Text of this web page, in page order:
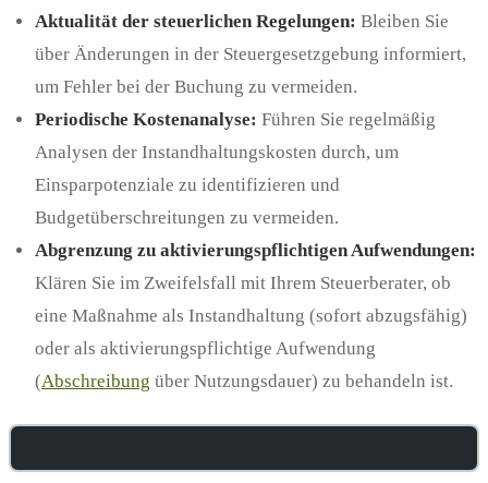
Aktualität der steuerlichen Regelungen: Bleiben Sie
über Änderungen in der Steuergesetzgebung informiert,
um Fehler bei der Buchung zu vermeiden.
Periodische Kostenanalyse: Führen Sie regelmäßig
Analysen der Instandhaltungskosten durch, um
Einsparpotenziale zu identifizieren und
Budgetüberschreitungen zu vermeiden.
Abgrenzung zu aktivierungspflichtigen Aufwendungen:
Klären Sie im Zweifelsfall mit Ihrem Steuerberater, ob
eine Maßnahme als Instandhaltung (sofort abzugsfähig)
oder als aktivierungspflichtige Aufwendung
(Abschreibung über Nutzungsdauer) zu behandeln ist.